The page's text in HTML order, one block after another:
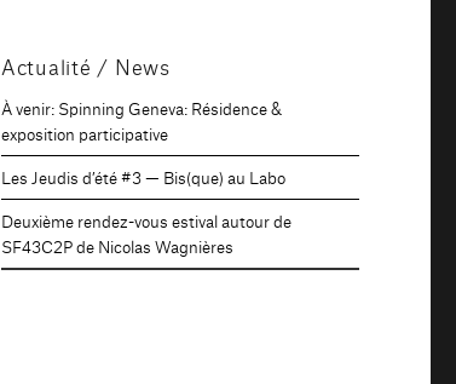
Actualité / News
À venir: Spinning Geneva: Résidence &
exposition participative
Les Jeudis d’été #3 — Bis(que) au Labo
Deuxième rendez-vous estival autour de
SF43C2P de Nicolas Wagnières